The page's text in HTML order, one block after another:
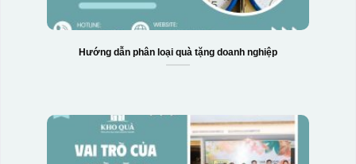
Hướng dẫn phân loại quà tặng doanh nghiệp